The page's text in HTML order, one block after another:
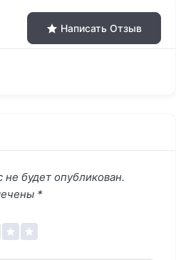
Написать Отзыв
будет опубликован.
*